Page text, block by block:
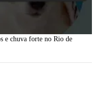
e chuva forte no Rio de